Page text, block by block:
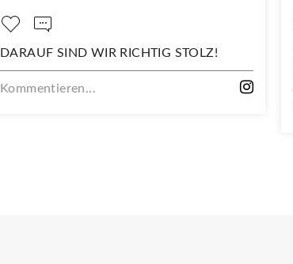
DARAUF SIND WIR RICHTIG STOLZ!
Kommentieren...